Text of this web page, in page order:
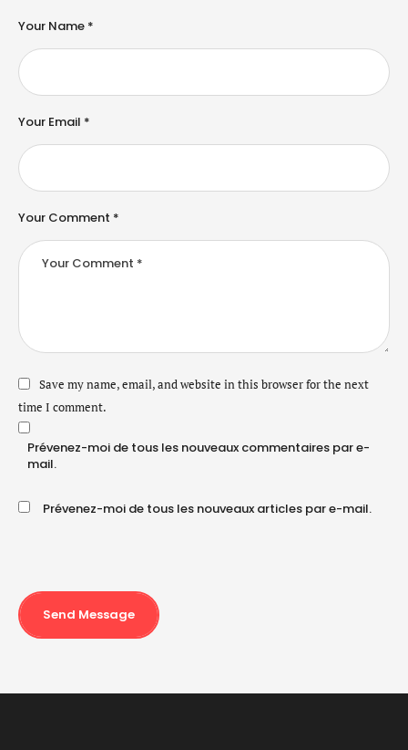
Your Comment *
Your Name *
Your Email *
Save my name, email, and website in this browser for the next
time I comment.
Prévenez-moi de tous les nouveaux commentaires par e-
mail.
Prévenez-moi de tous les nouveaux articles par e-mail.
Send Message